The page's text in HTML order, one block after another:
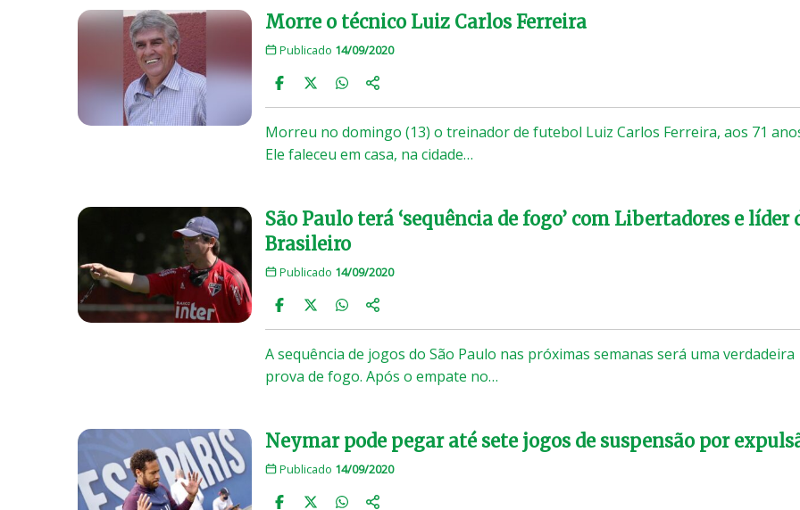
Morre o técnico Luiz Carlos Ferreira
Publicado 14/09/2020
Morreu no domingo (13) o treinador de futebol Luiz Carlos Ferreira, aos 71
Ele faleceu em casa, na cidade…
São Paulo terá ‘sequência de fogo’ com Libertadores e líder
Brasileiro
Publicado 14/09/2020
A sequência de jogos do São Paulo nas próximas semanas será uma verdadeira
prova de fogo. Após o empate no…
Neymar pode pegar até sete jogos de suspensão por
Publicado 14/09/2020